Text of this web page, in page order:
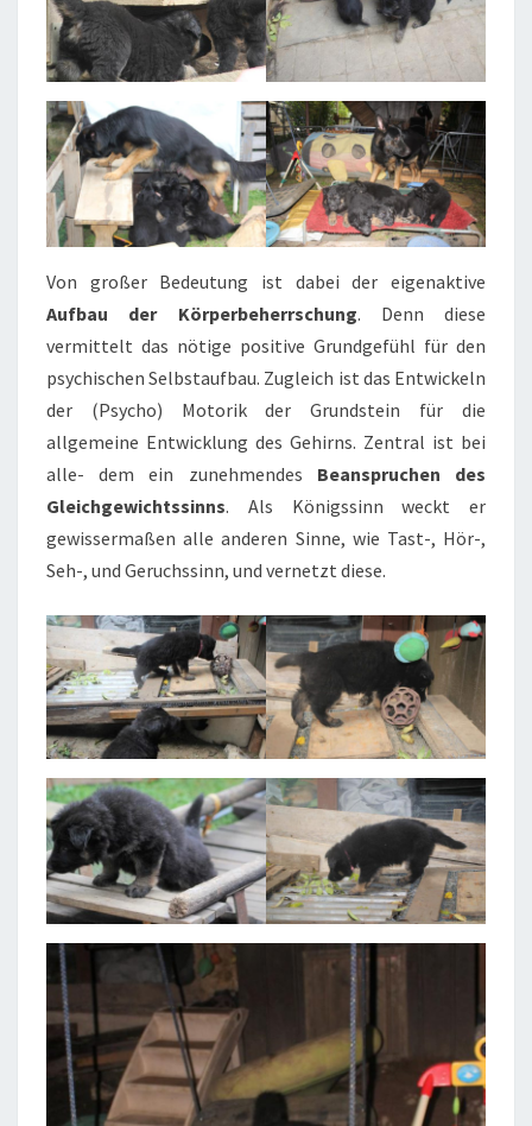
Von großer Bedeutung ist dabei der eigenaktive
Aufbau der Körperbeherrschung. Denn diese
vermittelt das nötige positive Grundgefühl für den
psychischen Selbstaufbau. Zugleich ist das Entwickeln
der (Psycho) Motorik der Grundstein für die
allgemeine Entwicklung des Gehirns. Zentral ist bei
alle- dem ein zunehmendes Beanspruchen des
Gleichgewichtssinns. Als Königssinn weckt er
gewissermaßen alle anderen Sinne, wie Tast-, Hör-,
Seh-, und Geruchssinn, und vernetzt diese.